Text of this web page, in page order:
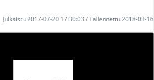
Julkaistu 2017-07-20 17:30:03 / Tallennettu 2018-03-16